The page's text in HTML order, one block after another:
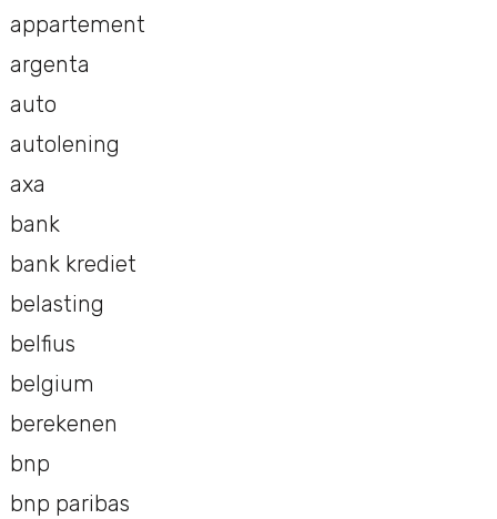
appartement
argenta
auto
autolening
axa
bank
bank krediet
belasting
belfius
belgium
berekenen
bnp
bnp paribas